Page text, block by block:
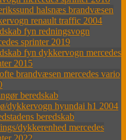
halsnæs brandvæsen
renault traffic 2004
fyn redningsvogn
sprinter 2019
fyn dykkervogn mercedes
2015
brandvæsen mercedes vario
beredskab
dykkervogn hyundai h1 2004
beredskab
dykkerenhed mercedes
2022